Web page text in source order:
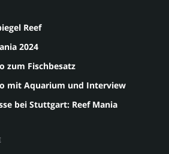
Reef
2024
zum Fischbesatz
mit Aquarium und Interview
bei Stuttgart: Reef Mania